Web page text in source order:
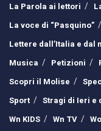
La Parola ai lettori
La voce di “Pasquino”
Lettere dall’Italia e dal
Musica
Petizioni
Scopri il Molise
Sport
Stragi di Ieri e
Wn KIDS
Wn TV